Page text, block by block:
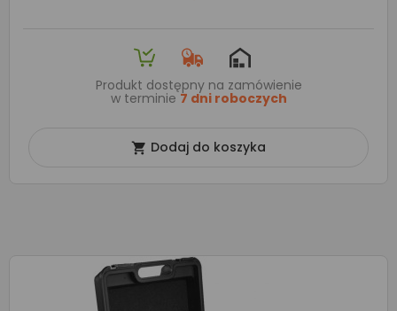
Produkt dostępny na zamówienie
w terminie 7 dni roboczych
 Dodaj do koszyka